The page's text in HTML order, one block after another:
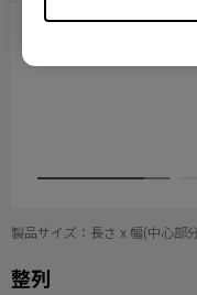
製品サイズ：長さ x 幅(中心部
整列